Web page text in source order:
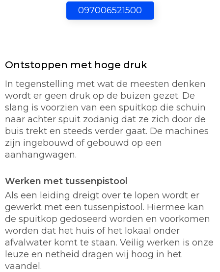
097006521500
Ontstoppen met hoge druk
In tegenstelling met wat de meesten denken
wordt er geen druk op de buizen gezet. De
slang is voorzien van een spuitkop die schuin
naar achter spuit zodanig dat ze zich door de
buis trekt en steeds verder gaat. De machines
zijn ingebouwd of gebouwd op een
aanhangwagen.
Werken met tussenpistool
Als een leiding dreigt over te lopen wordt er
gewerkt met een tussenpistool. Hiermee kan
de spuitkop gedoseerd worden en voorkomen
worden dat het huis of het lokaal onder
afvalwater komt te staan. Veilig werken is onze
leuze en netheid dragen wij hoog in het
vaandel.